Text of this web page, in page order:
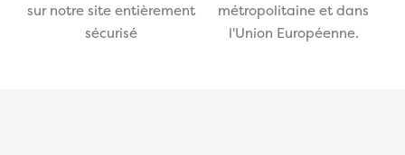
sur notre site entièrement
sécurisé
métropolitaine et dans
l'Union Européenne.